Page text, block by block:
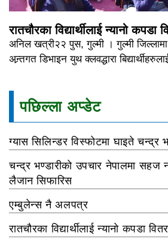
रातचौरका विद्यार्थीलाई न्यानो कपडा
अनिल खत्री२२ पुस, गुल्मी । गुल्मी जिल्लामा
अन्र्तगत डिभाइन युथ क्लवद्धारा
पछिल्ला अप्डेट
ग्यास सिलिन्डर विस्फोटमा घाइते चन्द्र
चन्द्र भण्डारीको उपचार नेपालमा सहज
लैजान सिफारिस
एम्बुलेन्स नै अलपत्र
रातचौरका विद्यार्थीलाई न्यानो कपडा